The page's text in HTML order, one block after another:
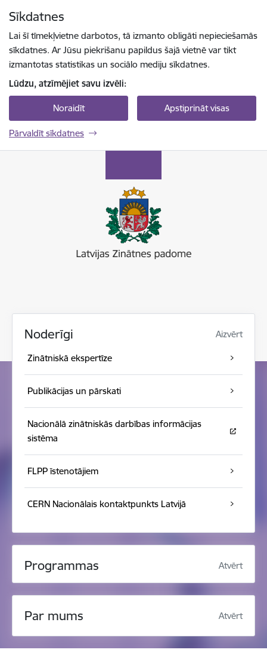
Sīkdatnes
Lai šī tīmekļvietne darbotos, tā izmanto obligāti nepieciešamās
sīkdatnes. Ar Jūsu piekrišanu papildus šajā vietnē var tikt
izmantotas statistikas un sociālo mediju sīkdatnes.
Lūdzu, atzīmējiet savu izvēli:
Noraidīt Apstiprināt visas
Pārvaldīt sīkdatnes
Noderīgi Aizvērt
Zinātniskā ekspertīze
Publikācijas un pārskati
Nacionālā zinātniskās darbības informācijas
sistēma
FLPP īstenotājiem
CERN Nacionālais kontaktpunkts Latvijā
Programmas Atvērt
Par mums Atvērt